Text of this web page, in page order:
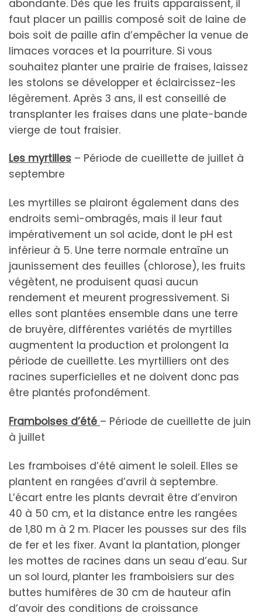
abondante. Dès que les fruits apparaissent, il
faut placer un paillis composé soit de laine de
bois soit de paille afin d’empêcher la venue de
limaces voraces et la pourriture. Si vous
souhaitez planter une prairie de fraises, laissez
les stolons se développer et éclaircissez-les
légèrement. Après 3 ans, il est conseillé de
transplanter les fraises dans une plate-bande
vierge de tout fraisier.
Les myrtilles – Période de cueillette de juillet à
septembre
Les myrtilles se plairont également dans des
endroits semi-ombragés, mais il leur faut
impérativement un sol acide, dont le pH est
inférieur à 5. Une terre normale entraîne un
jaunissement des feuilles (chlorose), les fruits
végètent, ne produisent quasi aucun
rendement et meurent progressivement. Si
elles sont plantées ensemble dans une terre
de bruyère, différentes variétés de myrtilles
augmentent la production et prolongent la
période de cueillette. Les myrtilliers ont des
racines superficielles et ne doivent donc pas
être plantés profondément.
Framboises d’été – Période de cueillette de juin
à juillet
Les framboises d’été aiment le soleil. Elles se
plantent en rangées d’avril à septembre.
L’écart entre les plants devrait être d’environ
40 à 50 cm, et la distance entre les rangées
de 1,80 m à 2 m. Placer les pousses sur des fils
de fer et les fixer. Avant la plantation, plonger
les mottes de racines dans un seau d’eau. Sur
un sol lourd, planter les framboisiers sur des
buttes humifères de 30 cm de hauteur afin
d’avoir des conditions de croissance